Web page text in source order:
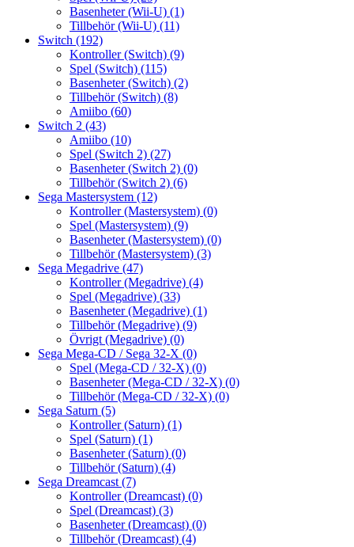
Basenheter (Wii-U) (1)
Tillbehör (Wii-U) (11)
Switch (192)
Kontroller (Switch) (9)
Spel (Switch) (115)
Basenheter (Switch) (2)
Tillbehör (Switch) (8)
Amiibo (60)
Switch 2 (43)
Amiibo (10)
Spel (Switch 2) (27)
Basenheter (Switch 2) (0)
Tillbehör (Switch 2) (6)
Sega Mastersystem (12)
Kontroller (Mastersystem) (0)
Spel (Mastersystem) (9)
Basenheter (Mastersystem) (0)
Tillbehör (Mastersystem) (3)
Sega Megadrive (47)
Kontroller (Megadrive) (4)
Spel (Megadrive) (33)
Basenheter (Megadrive) (1)
Tillbehör (Megadrive) (9)
Övrigt (Megadrive) (0)
Sega Mega-CD / Sega 32-X (0)
Spel (Mega-CD / 32-X) (0)
Basenheter (Mega-CD / 32-X) (0)
Tillbehör (Mega-CD / 32-X) (0)
Sega Saturn (5)
Kontroller (Saturn) (1)
Spel (Saturn) (1)
Basenheter (Saturn) (0)
Tillbehör (Saturn) (4)
Sega Dreamcast (7)
Kontroller (Dreamcast) (0)
Spel (Dreamcast) (3)
Basenheter (Dreamcast) (0)
Tillbehör (Dreamcast) (4)